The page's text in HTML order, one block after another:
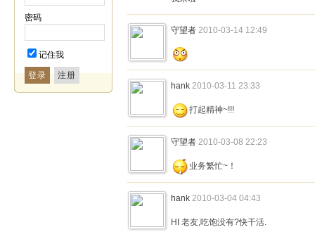
密码
记住我
登录
守望者 2010-03-14 12:49
hank 2010-03-11 23:33
打起精神~!!!
守望者 2010-03-08 22:23
业务繁忙~！
hank 2010-03-04 04:43
HI 老友,吃饱没有?快干活.